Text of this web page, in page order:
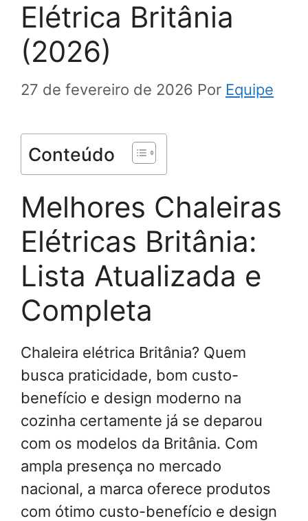
Elétrica Britânia
(2026)
27 de fevereiro de 2026 Por Equipe
Conteúdo
Melhores Chaleiras
Elétricas Britânia:
Lista Atualizada e
Completa
Chaleira elétrica Britânia? Quem
busca praticidade, bom custo-
benefício e design moderno na
cozinha certamente já se deparou
com os modelos da Britânia. Com
ampla presença no mercado
nacional, a marca oferece produtos
com ótimo custo-benefício e design